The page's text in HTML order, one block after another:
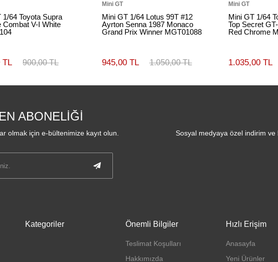
1/64 Toyota Supra
Combat V-I White
900,00 TL
TL
Mini GT
Mini GT 1/64 Lotus 99T #12
Ayrton Senna 1987 Monaco
Grand Prix Winner MGT01088
1.050,00 TL
945,00 TL
Mini GT
Mini GT 1/64
Top Secret
Red Chrome
1.035,00 TL
ABONELİĞİ
olmak için e-bültenimize kayıt olun. Sosyal medyaya özel indirim
Kategoriler Önemli Bilgiler
Teslimat Koşulları
Hakkımızda
Hızlı Erişim
Anasayfa
Yeni Ürünler